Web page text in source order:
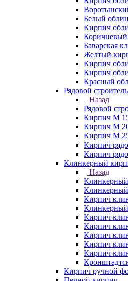
Белый
Кирпич
Баварская
Желтый
Кирпич
Кирпич
Красный
Рядовой
Назад
Рядовой
Кирпич М
Кирпич М
Кирпич М
Кирпич
Кирпич
Клинкерный
Назад
Кирпич
Кирпич
Кирпич
Кирпич
Кирпич
Кирпич
Кирпич ручной